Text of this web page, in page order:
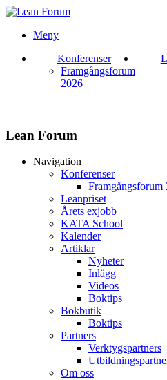
Meny
Konferenser
Framgångsforum
2026
Lean Forum
Navigation
Konferenser
Framgångsforum
Leanpriset
Årets exjobb
KATA School
Kalender
Artiklar
Nyheter
Inlägg
Videos
Boktips
Bokbutik
Boktips
Partners
Verktygspartners
Om oss